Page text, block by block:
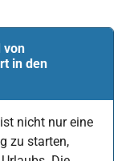
von
in den
nicht nur eine
zu starten,